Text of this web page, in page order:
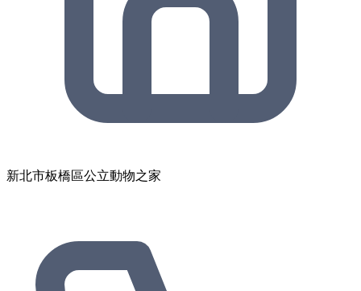
新北市板橋區公立動物之家